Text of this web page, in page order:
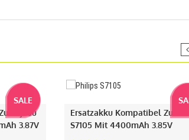
SALE
Fujitsu
3.87V
Ersatzakku Kompatibel Zu
S7105 Mit 4400mAh 3.85V